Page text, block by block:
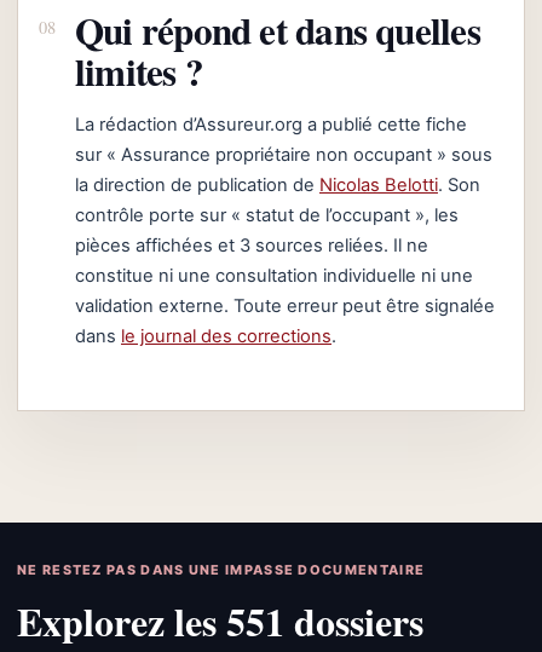
Qui répond et dans quelles
limites ?
La rédaction d’Assureur.org a publié cette fiche
sur « Assurance propriétaire non occupant » sous
la direction de publication de Nicolas Belotti. Son
contrôle porte sur « statut de l’occupant », les
pièces affichées et 3 sources reliées. Il ne
constitue ni une consultation individuelle ni une
validation externe. Toute erreur peut être signalée
dans le journal des corrections.
NE RESTEZ PAS DANS UNE IMPASSE DOCUMENTAIRE
Explorez les 551 dossiers